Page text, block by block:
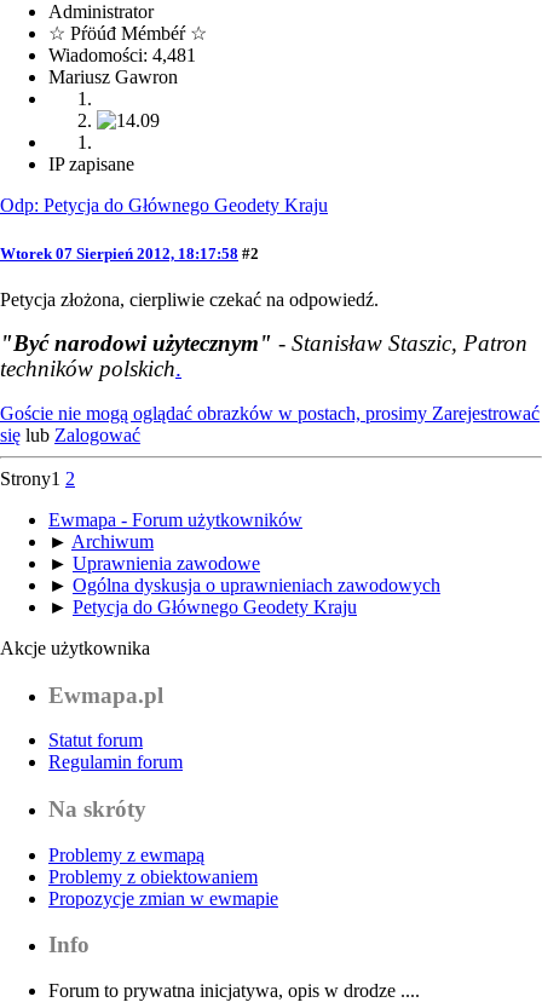
Administrator
☆ Pŕöúđ Mémbéŕ ☆
Wiadomości: 4,481
Mariusz Gawron
IP zapisane
Odp: Petycja do Głównego Geodety Kraju
Wtorek 07 Sierpień 2012, 18:17:58 #2
Petycja złożona, cierpliwie czekać na odpowiedź.
"Być narodowi użytecznym" - Stanisław Staszic, Patron
techników polskich.
Goście nie mogą oglądać obrazków w postach, prosimy Zarejestrować
się lub Zalogować
Strony1 2
Ewmapa - Forum użytkowników
► Archiwum
► Uprawnienia zawodowe
► Ogólna dyskusja o uprawnieniach zawodowych
► Petycja do Głównego Geodety Kraju
Akcje użytkownika
Ewmapa.pl
Statut forum
Regulamin forum
Na skróty
Problemy z ewmapą
Problemy z obiektowaniem
Propozycje zmian w ewmapie
Info
Forum to prywatna inicjatywa, opis w drodze ....